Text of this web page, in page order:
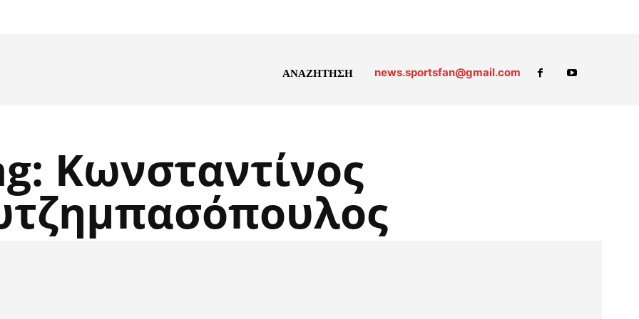
ΑΝΑΖΗΤΗΣΗ news.sportsfan@gmail.com
Κωνσταντίνος